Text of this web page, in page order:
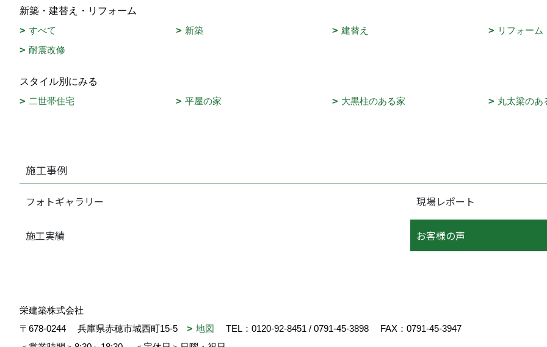
新築・建替え・リフォーム
すべて
新築 建替え
リフォーム
耐震改修
スタイル別にみる
二世帯住宅
平屋の家 大黒柱のある家 丸太梁のあ
施工事例
フォトギャラリー 現場レポート
施工実績 お客様の声
栄建築株式会社
〒678-0244
兵庫県赤穂市城西町15-5 地図 TEL： 0120-92-8451 / 0791-45-3898
FAX：0791-45-3947